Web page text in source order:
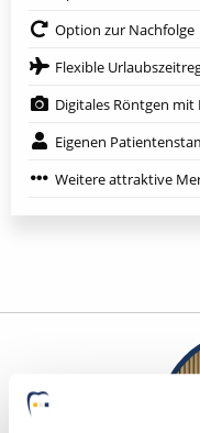
Option zur Nachfolge
Flexible
Digitales Röntgen mit
Eigenen
Weitere attraktive